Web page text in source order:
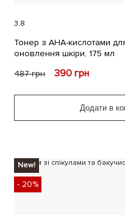
3.8
Тонер з AHA-кислотами
оновлення шкіри, 175 мл
487грн 390грн
Додати в
- 20%
New!